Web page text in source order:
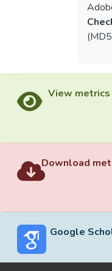
View metrics
Download
Google